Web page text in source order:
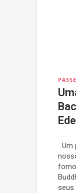
Um
seus